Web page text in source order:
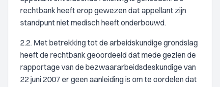
rechtbank heeft erop gewezen dat appellant zijn
standpunt niet medisch heeft onderbouwd.
2.2. Met betrekking tot de arbeidskundige grondslag
heeft de rechtbank geoordeeld dat mede gezien de
rapportage van de bezwaararbeidsdeskundige van
22 juni 2007 er geen aanleiding is om te oordelen dat